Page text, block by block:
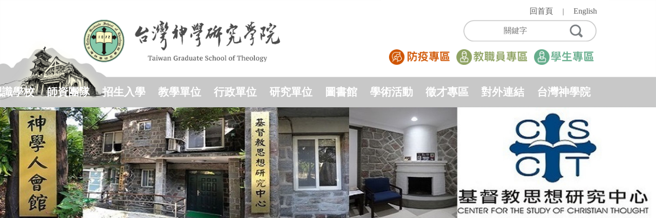
區
回首頁 ｜English
學校 師資團隊 招生入學 教學單位 行政單位 研究單位 圖書館 學術活動 徵才專區 對外連結 台灣神學院